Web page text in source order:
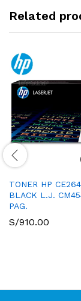
Related
TONER HP
BLACK L.J.
PAG.
S/910.00